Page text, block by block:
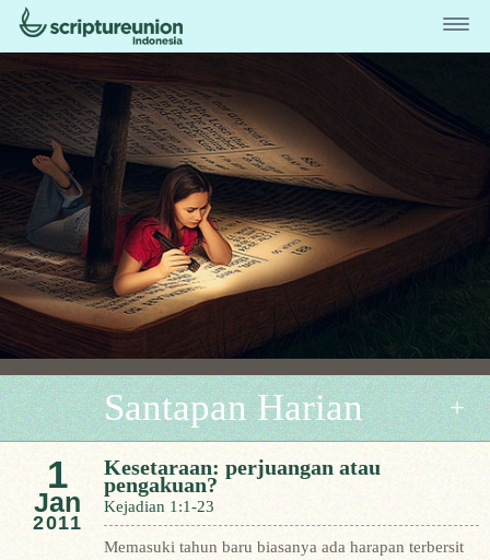
Santapan Harian
1
Jan
2011
Kesetaraan: perjuangan atau
pengakuan?
Kejadian 1:1-23
Memasuki tahun baru biasanya ada harapan terbersit